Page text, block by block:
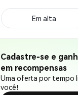
Em alta
Cadastre-se e
em recompensas
Uma oferta por tempo
você!